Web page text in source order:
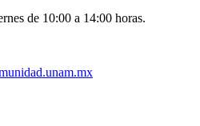
de 10:00 a 14:00 horas.